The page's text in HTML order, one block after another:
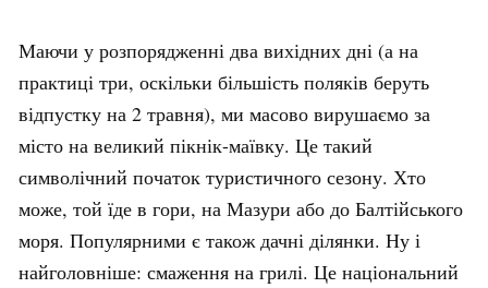
Маючи у розпорядженні два вихідних дні (а на
практиці три, оскільки більшість поляків беруть
відпустку на 2 травня), ми масово вирушаємо за
місто на великий пікнік-маївку. Це такий
символічний початок туристичного сезону. Хто
може, той їде в гори, на Мазури або до Балтійського
моря. Популярними є також дачні ділянки. Ну і
найголовніше: смаження на грилі. Це національний